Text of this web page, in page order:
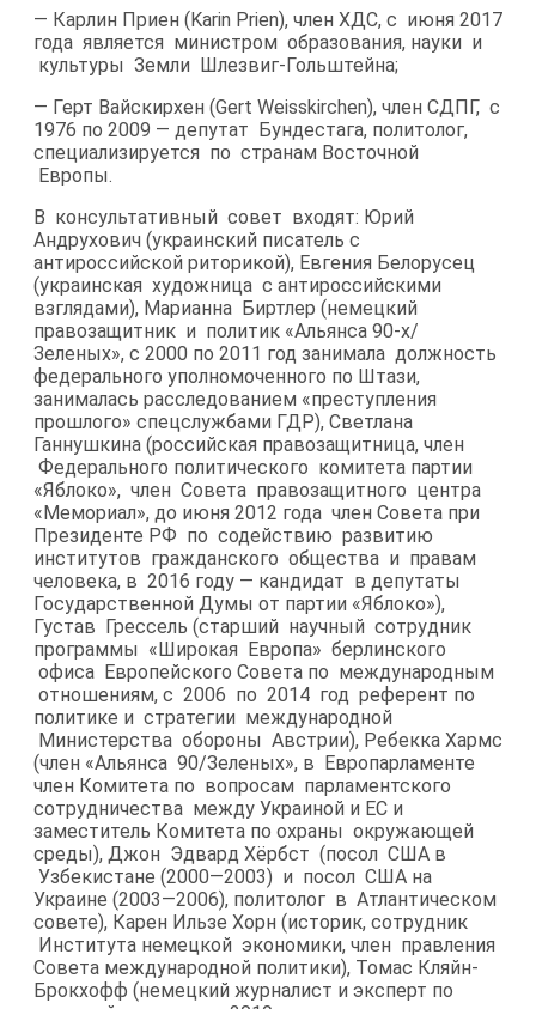
— Карлин Приен (Karin Prien), член ХДС, с июня 2017
года является министром образования, науки и
культуры Земли Шлезвиг-​Гольштейна;
— Герт Вайскирхен (Gert Weisskirchen), член СДПГ, с
1976 по 2009 — депутат Бундестага, политолог,
специализируется по странам Восточной
Европы.
В консультативный совет входят: Юрий
Андрухович (украинский писатель с
антироссийской риторикой), Евгения Белорусец
(украинская художница с антироссийскими
взглядами), Марианна Биртлер (немецкий
правозащитник и политик «Альянса 90-х/
Зеленых», с 2000 по 2011 год занимала должность
федерального уполномоченного по Штази,
занималась расследованием «преступления
прошлого» спецслужбами ГДР), Светлана
Ганнушкина (российская правозащитница, член
Федерального политического комитета партии
«Яблоко», член Совета правозащитного центра
«Мемориал», до июня 2012 года член Совета при
Президенте РФ по содействию развитию
институтов гражданского общества и правам
человека, в 2016 году — кандидат в депутаты
Государственной Думы от партии «Яблоко»),
Густав Грессель (старший научный сотрудник
программы «Широкая Европа» берлинского
офиса Европейского Совета по международным
отношениям, с 2006 по 2014 год референт по
политике и стратегии международной
Министерства обороны Австрии), Ребекка Хармс
(член «Альянса 90/Зеленых», в Европарламенте
член Комитета по вопросам парламентского
сотрудничества между Украиной и ЕС и
заместитель Комитета по охраны окружающей
среды), Джон Эдвард Хёрбст (посол США в
Узбекистане (2000—2003) и посол США на
Украине (2003—2006), политолог в Атлантическом
совете), Карен Ильзе Хорн (историк, сотрудник
Института немецкой экономики, член правления
Совета международной политики), Томас Кляйн-​
Брокхофф (немецкий журналист и эксперт по